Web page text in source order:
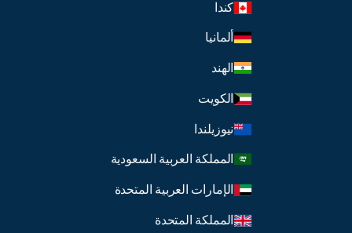
كندا
ألمانيا
الهند
الكويت
نيوزيلندا
المملكة العربية السعودية
الإمارات العربية المتحدة
المملكة المتحدة